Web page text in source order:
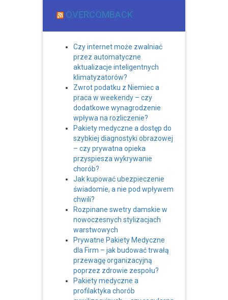
OVERCOMBACK
Czy internet może zwalniać
przez automatyczne
aktualizacje inteligentnych
klimatyzatorów?
Zwrot podatku z Niemiec a
praca w weekendy – czy
dodatkowe wynagrodzenie
wpływa na rozliczenie?
Pakiety medyczne a dostęp do
szybkiej diagnostyki obrazowej
– czy prywatna opieka
przyspiesza wykrywanie
chorób?
Jak kupować ubezpieczenie
świadomie, a nie pod wpływem
chwili?
Rozpinane swetry damskie w
nowoczesnych stylizacjach
warstwowych
Prywatne Pakiety Medyczne
dla Firm – jak budować trwałą
przewagę organizacyjną
poprzez zdrowie zespołu?
Pakiety medyczne a
profilaktyka chorób